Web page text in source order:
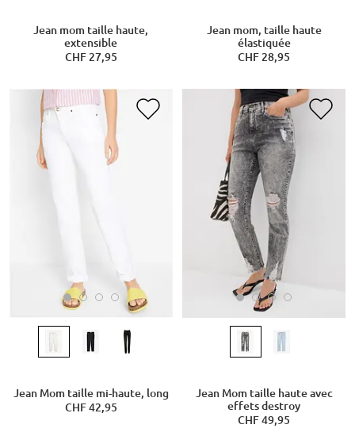
Jean mom taille haute,
extensible
CHF 27,95
Jean mom, taille haute
élastiquée
CHF 28,95
Jean Mom taille mi-haute, long
CHF 42,95
Jean Mom taille haute avec
effets destroy
CHF 49,95